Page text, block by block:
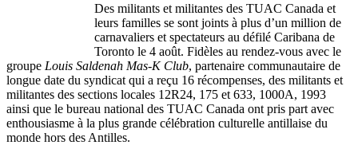
Des militants et militantes des TUAC Canada et
leurs familles se sont joints à plus d’un million de
carnavaliers et spectateurs au défilé Caribana de
Toronto le 4 août. Fidèles au rendez-vous avec le
groupe Louis Saldenah Mas-K Club, partenaire communautaire de
longue date du syndicat qui a reçu 16 récompenses, des militants et
militantes des sections locales 12R24, 175 et 633, 1000A, 1993
ainsi que le bureau national des TUAC Canada ont pris part avec
enthousiasme à la plus grande célébration culturelle antillaise du
monde hors des Antilles.